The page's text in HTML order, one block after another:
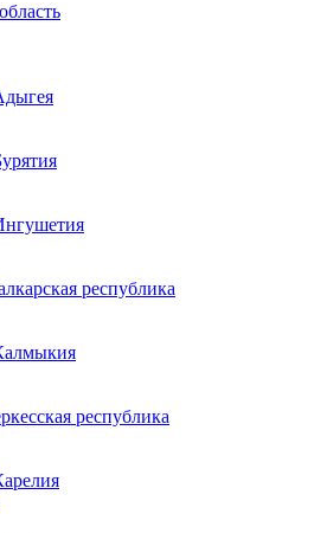
республика
республика